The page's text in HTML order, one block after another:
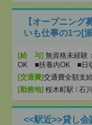
【オープニング
いも仕事の1つ[
[給 与] 無資格未経
OK ■扶養内OK ■日
[交通費]交通費全額支給
[勤務地] 桜木町駅 / 石
<<駅近>>貸し会